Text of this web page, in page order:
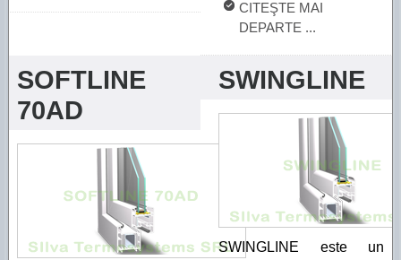
CITEŞTE MAI
DEPARTE ...
SOFTLINE
70AD
SWINGLINE
SWINGLINE este un